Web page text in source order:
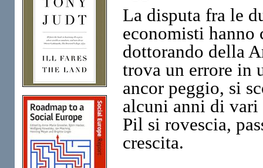
La disputa fra le
economisti
dottorando della
trova un errore in
ancor peggio, si
alcuni anni di
Pil si rovescia,
crescita.